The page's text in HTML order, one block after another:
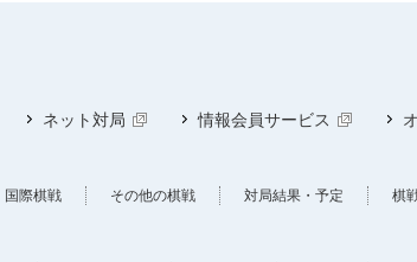
ネット対局 情報会員サービス
国際棋戦 その他の棋戦 対局結果・予定 棋